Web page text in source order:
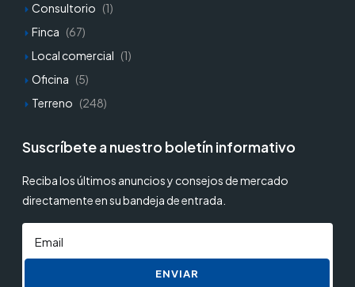
Consultorio (1)
Finca (67)
Local comercial (1)
Oficina (5)
Terreno (248)
Suscríbete a nuestro boletín informativo
Reciba los últimos anuncios y consejos de mercado
directamente en su bandeja de entrada.
ENVIAR